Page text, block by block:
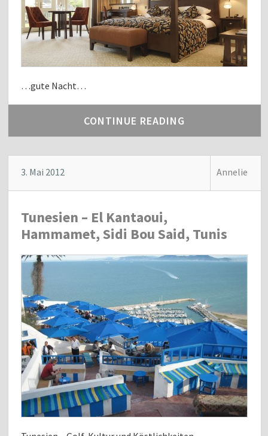
…gute Nacht…
CONTINUE READING
3. Mai 2012 Annelie
Tunesien – El Kantaoui,
Hammamet, Sidi Bou Said, Tunis